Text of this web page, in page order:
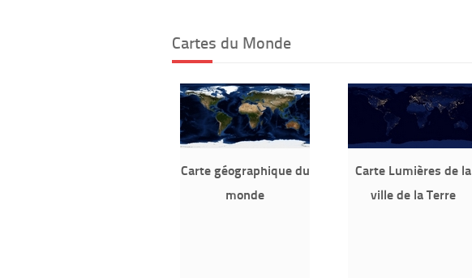
Cartes du Monde
Carte géographique du
monde
Carte Lumières de la
ville de la Terre